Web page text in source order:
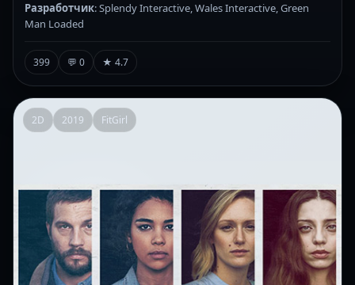
Разработчик: Splendy Interactive, Wales Interactive, Green
Man Loaded
399 💬 0 ★ 4.7
2D 2019 FitGirl